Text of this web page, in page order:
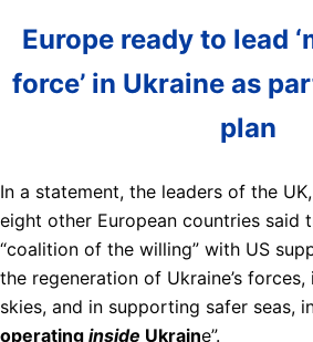
Europe ready to lead
force’ in Ukraine as
plan
In a statement, the leaders of the
eight other European countries said
“coalition of the willing” with US
the regeneration of Ukraine’s forces,
skies, and in supporting safer seas,
operating inside Ukraine”.